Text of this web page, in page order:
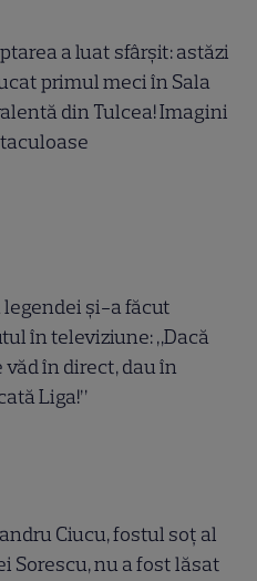
a luat sfârșit: astăzi
primul meci în Sala
din Tulcea! Imagini
legendei și-a făcut
în televiziune: „Dacă
văd în direct, dau în
Liga!”
Ciucu, fostul soț al
Sorescu, nu a fost lăsat